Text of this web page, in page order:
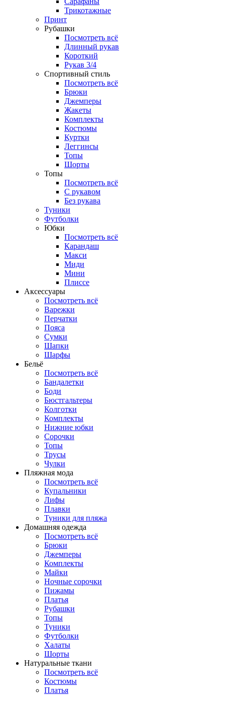
Трикотажные
Принт
Рубашки
Посмотреть всё
Длинный рукав
Короткий
Рукав 3/4
Спортивный стиль
Посмотреть всё
Брюки
Джемперы
Жакеты
Комплекты
Костюмы
Куртки
Леггинсы
Топы
Шорты
Топы
Посмотреть всё
C рукавом
Без рукава
Туники
Футболки
Юбки
Посмотреть всё
Карандаш
Макси
Миди
Мини
Плиссе
Аксессуары
Посмотреть всё
Варежки
Перчатки
Пояса
Сумки
Шапки
Шарфы
Бельё
Посмотреть всё
Бандалетки
Боди
Бюстгальтеры
Колготки
Комплекты
Нижние юбки
Сорочки
Топы
Трусы
Чулки
Пляжная мода
Посмотреть всё
Купальники
Лифы
Плавки
Туники для пляжа
Домашняя одежда
Посмотреть всё
Брюки
Джемперы
Комплекты
Майки
Ночные сорочки
Пижамы
Платья
Рубашки
Топы
Туники
Футболки
Халаты
Шорты
Натуральные ткани
Посмотреть всё
Костюмы
Платья